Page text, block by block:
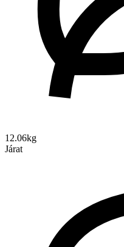
12.06kg
Járat